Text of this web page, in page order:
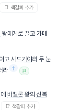
📑 책갈피 추가
왕에게로 끌고 가매
고시드기야의 두 눈
라 † 원
바벨론왕의 신복
📑 책갈피 추가